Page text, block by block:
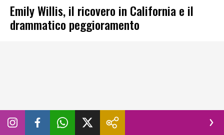
Emily Willis, il ricovero in California e il
drammatico peggioramento